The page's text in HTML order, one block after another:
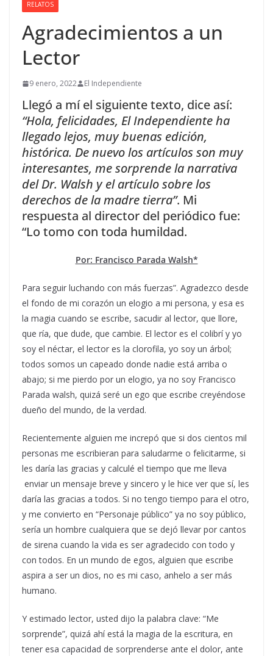
RELATOS
Agradecimientos a un
Lector
9 enero, 2022 El Independiente
Llegó a mí el siguiente texto, dice así:
“Hola, felicidades, El Independiente ha
llegado lejos, muy buenas edición,
histórica. De nuevo los artículos son muy
interesantes, me sorprende la narrativa
del Dr. Walsh y el artículo sobre los
derechos de la madre tierra”. Mi
respuesta al director del periódico fue:
“Lo tomo con toda humildad.
Por: Francisco Parada Walsh*
Para seguir luchando con más fuerzas”. Agradezco desde
el fondo de mi corazón un elogio a mi persona, y esa es
la magia cuando se escribe, sacudir al lector, que llore,
que ría, que dude, que cambie. El lector es el colibrí y yo
soy el néctar, el lector es la clorofila, yo soy un árbol;
todos somos un capeado donde nadie está arriba o
abajo; si me pierdo por un elogio, ya no soy Francisco
Parada walsh, quizá seré un ego que escribe creyéndose
dueño del mundo, de la verdad.
Recientemente alguien me increpó que si dos cientos mil
personas me escribieran para saludarme o felicitarme, si
les daría las gracias y calculé el tiempo que me lleva
enviar un mensaje breve y sincero y le hice ver que sí, les
daría las gracias a todos. Si no tengo tiempo para el otro,
y me convierto en “Personaje público” ya no soy público,
sería un hombre cualquiera que se dejó llevar por cantos
de sirena cuando la vida es ser agradecido con todo y
con todos. En un mundo de egos, alguien que escribe
aspira a ser un dios, no es mi caso, anhelo a ser más
humano.
Y estimado lector, usted dijo la palabra clave: “Me
sorprende”, quizá ahí está la magia de la escritura, en
tener esa capacidad de sorprenderse ante el dolor, ante